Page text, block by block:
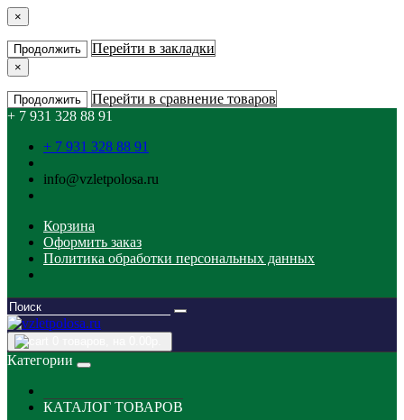
×
Продолжить Перейти в закладки
×
Продолжить
Перейти в сравнение товаров
+ 7 931 328 88 91
+ 7 931 328 88 91
info@vzletpolosa.ru
Корзина
Оформить заказ
Политика обработки персональных данных
Категории
КАТАЛОГ ТОВАРОВ